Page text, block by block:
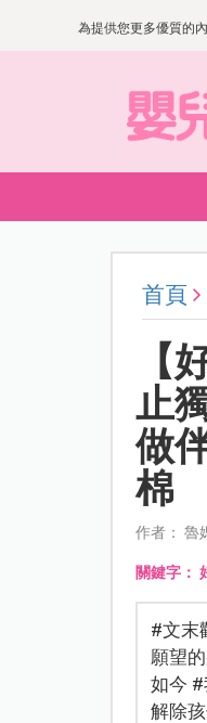
為提供您更多優質的
首頁
【
止
做
棉
作者： 魯
關鍵字：
#文末
願望
如今
解除